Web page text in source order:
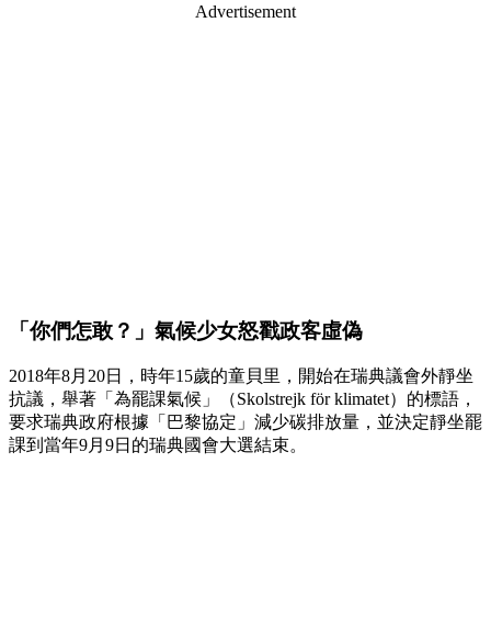
Advertisement
「你們怎敢？」氣候少女怒戳政客虛偽
2018年8月20日，時年15歲的童貝里，開始在瑞典議會外靜坐
抗議，舉著「為罷課氣候」（Skolstrejk för klimatet）的標語，
要求瑞典政府根據「巴黎協定」減少碳排放量，並決定靜坐罷
課到當年9月9日的瑞典國會大選結束。